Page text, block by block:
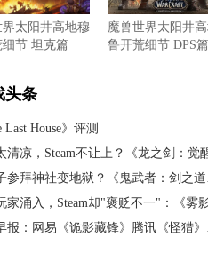
太阳井高地穆
节 坦克篇
魔兽世界太阳井
鲁开荒细节 DPS篇
头条
Last House》评测
，Steam不让上？《龙之剑：觉醒》DLC被和谐，官方紧急滑
拜神社变地狱？《鬼武者：剑之道》新预告发布
入，Steam却"褒贬不一"：《雾影猎人》第一赛季能救场
网易《诡影藏锋》腾讯《怪猎》开测，多款新游将落地